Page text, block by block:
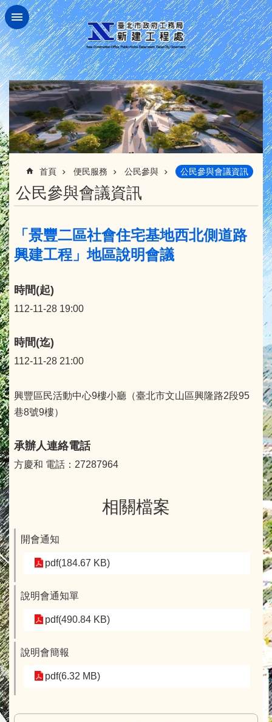
跳到主要內容區塊
首頁 便民服務 公民參與 公民參與會議資訊
公民參與會議資訊
「景豐二區社會住宅基地西北側道路
興建工程」地區說明會議
時間(起)
112-11-28 19:00
時間(迄)
112-11-28 21:00
興豐區民活動中心9樓小廳（臺北市文山區興隆路2段95
巷8號9樓）
承辦人連絡電話
方慶和 電話：27287964
相關檔案
開會通知
pdf(184.67 KB)
說明會通知單
pdf(490.84 KB)
說明會簡報
pdf(6.32 MB)